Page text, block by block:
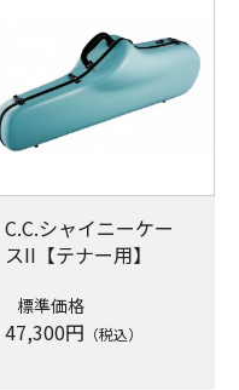
C.C.シャイニーケー
スII【テナー用】
標準価格
47,300円 （税込）